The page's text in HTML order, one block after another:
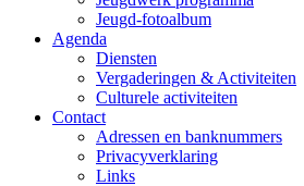
Jeugd-fotoalbum
Agenda
Diensten
Vergaderingen & Activiteiten
Culturele activiteiten
Contact
Adressen en banknummers
Privacyverklaring
Links